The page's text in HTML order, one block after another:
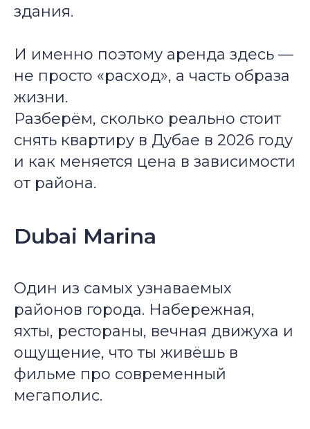
здания.
И именно поэтому аренда здесь —
не просто «расход», а часть образа
жизни.
Разберём, сколько реально стоит
снять квартиру в Дубае в 2026 году
и как меняется цена в зависимости
от района.
Dubai Marina
Один из самых узнаваемых
районов города. Набережная,
яхты, рестораны, вечная движуха и
ощущение, что ты живёшь в
фильме про современный
мегаполис.